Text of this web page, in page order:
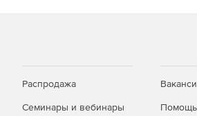
Распродажа
Семинары и вебинары Помощь